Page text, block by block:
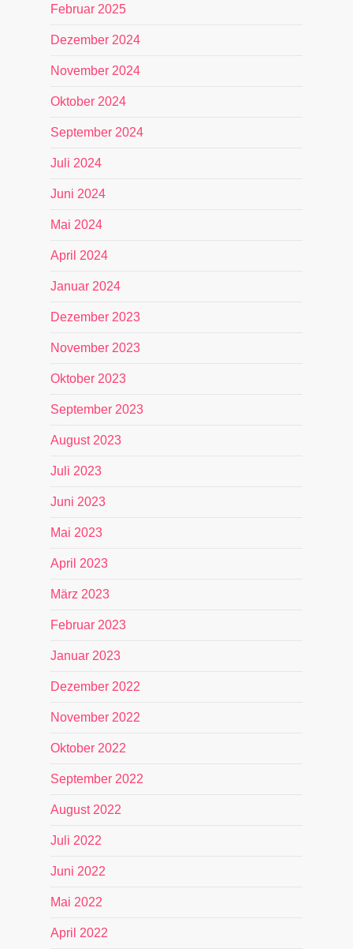
Februar 2025
Dezember 2024
November 2024
Oktober 2024
September 2024
Juli 2024
Juni 2024
Mai 2024
April 2024
Januar 2024
Dezember 2023
November 2023
Oktober 2023
September 2023
August 2023
Juli 2023
Juni 2023
Mai 2023
April 2023
März 2023
Februar 2023
Januar 2023
Dezember 2022
November 2022
Oktober 2022
September 2022
August 2022
Juli 2022
Juni 2022
Mai 2022
April 2022